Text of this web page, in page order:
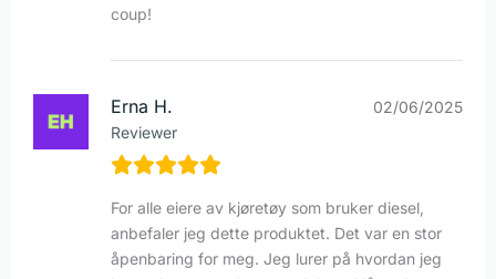
coup!
Erna H.
Reviewer
02/06/2025
For alle eiere av kjøretøy som bruker diesel,
anbefaler jeg dette produktet. Det var en stor
åpenbaring for meg. Jeg lurer på hvordan jeg